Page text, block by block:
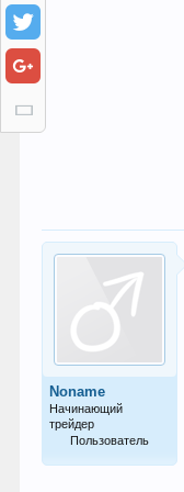
Noname
Начинающий
трейдер
Пользователь